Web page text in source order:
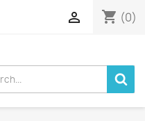
shopping_cart (0)
